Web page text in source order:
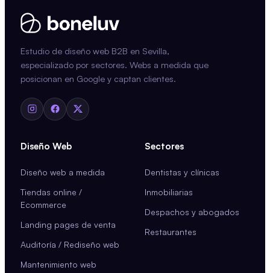
Estudio de diseño web B2B en Sevilla,
especializado por sectores. Webs a medida que
posicionan en Google y captan clientes.
Diseño Web
Diseño web a medida
Tiendas online /
Ecommerce
Landing pages de venta
Auditoría / Rediseño web
Mantenimiento web
Sectores
Dentistas y clínicas
Inmobiliarias
Despachos y abogados
Restaurantes